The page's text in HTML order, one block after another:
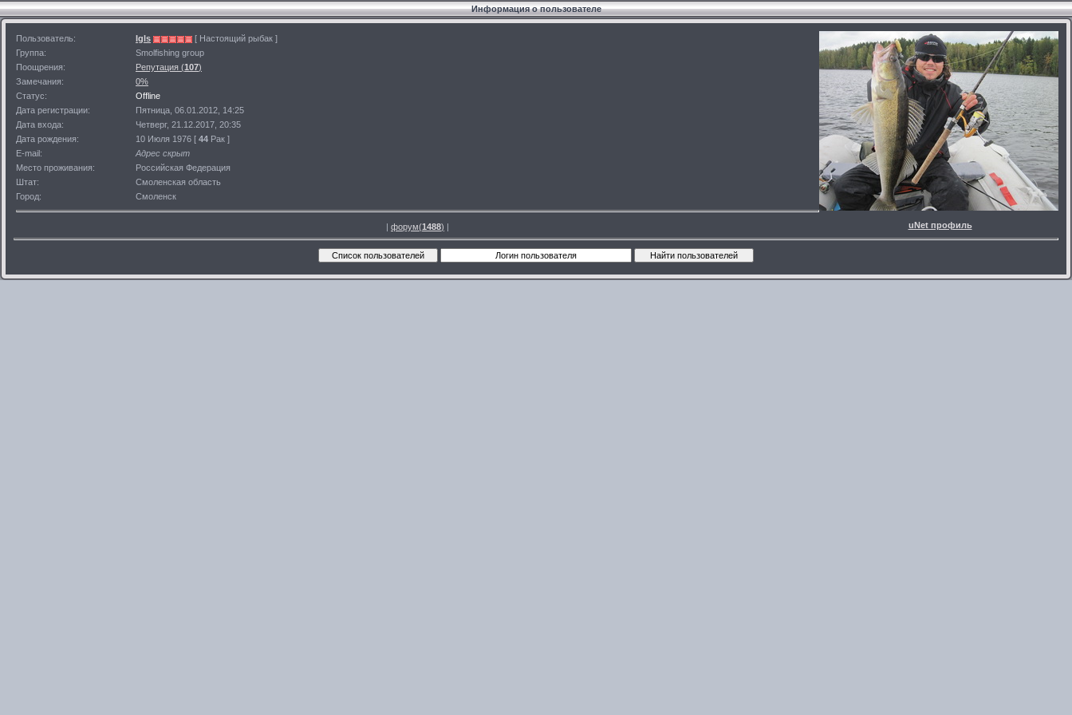
Информация о пользователе
uNet профиль
Пользователь: Igls
[ Настоящий рыбак ]
Группа:
Smolfishing group
Поощрения:
Репутация (107)
Замечания:
0%
Статус:
Offline
Дата регистрации:
Пятница, 06.01.2012, 14:25
Дата входа:
Четверг, 21.12.2017, 20:35
Дата рождения:
10 Июля 1976 [ 44 Рак ]
E-mail:
Адрес скрыт
Место проживания:
Российская Федерация
Штат:
Смоленская область
Город:
Смоленск
| форум(1488) |